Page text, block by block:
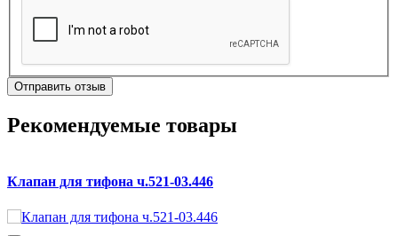
Отправить отзыв
Рекомендуемые товары
Клапан для тифона ч.521-03.446